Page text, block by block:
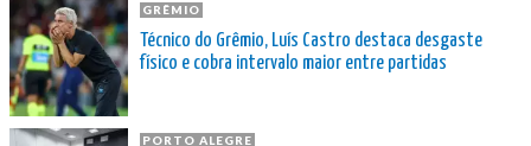
GRÊMIO
Técnico do Grêmio, Luís Castro destaca desgaste
físico e cobra intervalo maior entre partidas
PORTO ALEGRE